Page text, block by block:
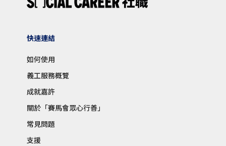
快速連結
如何使用
義工服務概覽
成就嘉許
關於「賽馬會眾心行善」
常見問題
支援